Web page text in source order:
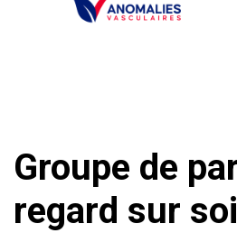
Groupe de
regard sur soi